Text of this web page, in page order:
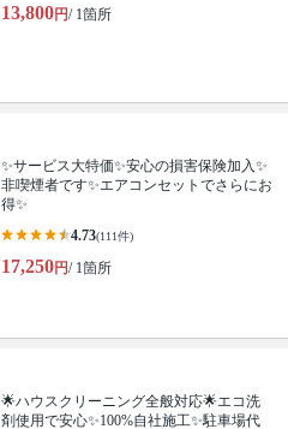
13,800円/ 1箇所
✨サービス大特価✨安心の損害保険加入✨
非喫煙者です✨エアコンセットでさらにお
得✨
4.73(111件)
17,250円/ 1箇所
🌟ハウスクリーニング全般対応🌟エコ洗
剤使用で安心✨100%自社施工✨駐車場代